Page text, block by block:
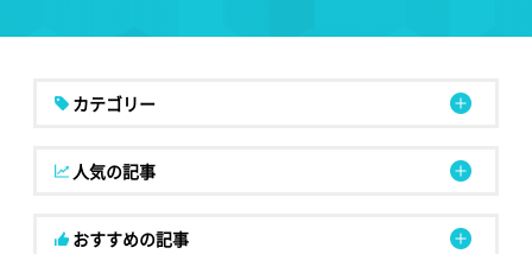
カテゴリー
人気の記事
おすすめの記事